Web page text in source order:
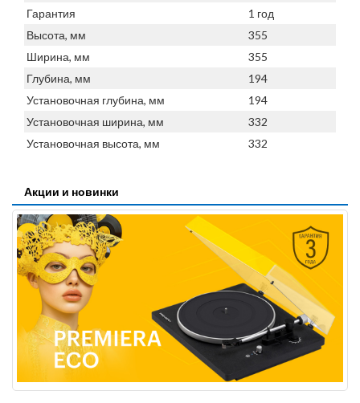
Гарантия
1 год
Высота, мм
355
Ширина, мм
355
Глубина, мм
194
Установочная глубина, мм
194
Установочная ширина, мм
332
Установочная высота, мм
332
Акции и новинки